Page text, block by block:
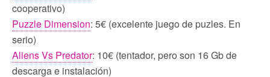
cooperativo)
Puzzle Dimension: 5€ (excelente juego de puzles. En
serio)
Aliens Vs Predator: 10€ (tentador, pero son 16 Gb de
descarga e instalación)